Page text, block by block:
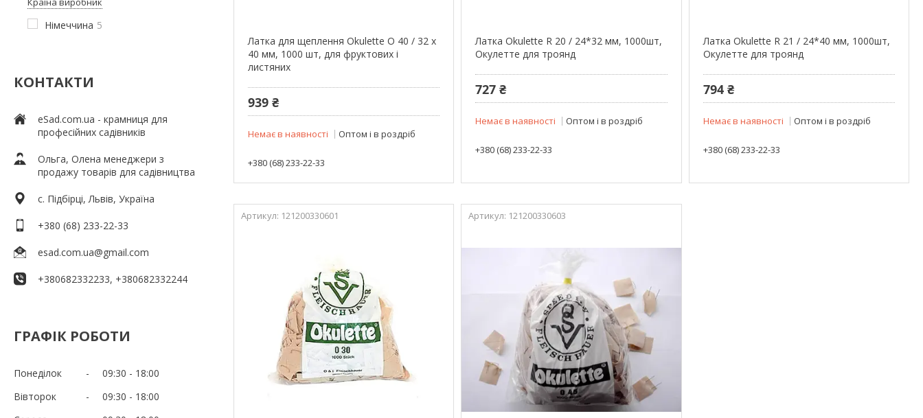
Німеччина 5
КОНТАКТИ
eSad.com.ua - крамниця для
професійних садівників
Ольга, Олена менеджери з
продажу товарів для садівництва
c. Підбірці, Львів, Україна
+380 (68) 233-22-33
esad.com.ua@gmail.com
+380682332233, +380682332244
ГРАФІК РОБОТИ
Понеділок 09:30
18:00
Вівторок
09:30
18:00
Латка для щеплення Okulette O 40 / 32 х
40 мм, 1000 шт, для фруктових і
листяних
939 ₴
Немає в наявності Оптом і в роздріб
+380 (68) 233-22-33
Латка Okulette R 20 / 24*32 мм, 1000шт,
Окулетте для троянд
727 ₴
Немає в наявності Оптом і в роздріб
+380 (68) 233-22-33
Латка Okulette R 21 / 24*40 мм, 1000шт,
Окулетте для троянд
794 ₴
Немає в наявності Оптом і в роздріб
+380 (68) 233-22-33
121200330601 121200330603